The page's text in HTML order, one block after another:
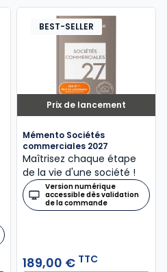
Prix de lancement
BEST-SELLER
Mémento Sociétés
commerciales 2027
Maîtrisez chaque étape
de la vie d'une société !
Version numérique
accessible dès validation
de la commande
189,00 € TTC